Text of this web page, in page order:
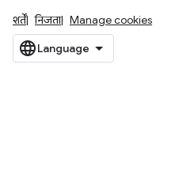
शर्तें निजता Manage cookies